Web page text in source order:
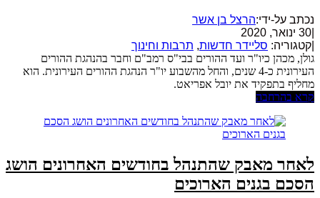
נכתב על-ידי:הרצל בן אשר
30 ינואר, 2020
קטגוריה: סליידר חדשות, תרבות וחינוך
גולן, מכהן כיו"ר ועד ההורים בבי"ס רמב"ם וחבר בהנהגת ההורים
העירונית כ-4 שנים, והחל מהשבוע יו"ר הנהגת ההורים העירונית. הוא
מחליף בתפקיד את יובל אפריאט.
קרא בהרחבה
לאחר מאבק שהתנהל בחודשים האחרונים הושג
הסכם בגנים הארוכים